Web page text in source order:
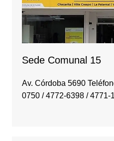
Sede Comunal 15
Av. Córdoba 5690
0750 / 4772-6398 / 4771-